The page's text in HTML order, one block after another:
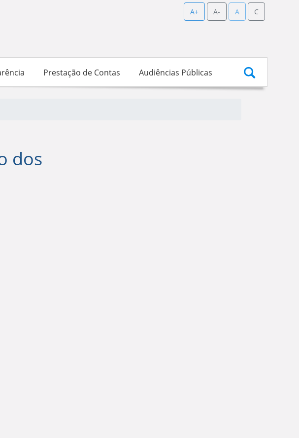
A+ A- A C
Prestação de Contas Audiências Públicas
dos